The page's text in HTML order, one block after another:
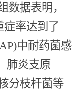
数据表明，
症率达到了
中耐药菌感
肺炎支原
分枝杆菌等